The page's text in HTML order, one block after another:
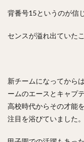
背番号15というのが信
センスが溢れ出ていた
新チームになってから
ームのエースとキャプ
高校時代からその才能
注目を浴びていました。
清田育宏（きよた
高橋奎二（たかは
青柳晃洋（あおや
玉井大翔（たまい
アーロン・ジェー